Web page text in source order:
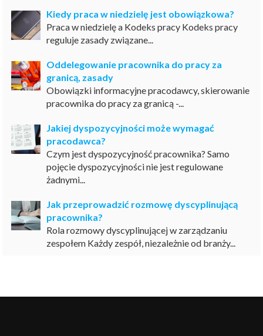
Kiedy praca w niedzielę jest obowiązkowa?
Praca w niedzielę a Kodeks pracy Kodeks pracy
reguluje zasady związane...
Oddelegowanie pracownika do pracy za
granicą, zasady
Obowiązki informacyjne pracodawcy, skierowanie
pracownika do pracy za granicą -...
Jakiej dyspozycyjności może wymagać
pracodawca?
Czym jest dyspozycyjność pracownika? Samo
pojęcie dyspozycyjności nie jest regulowane
żadnymi...
Jak przeprowadzić rozmowę dyscyplinującą
pracownika?
Rola rozmowy dyscyplinującej w zarządzaniu
zespołem Każdy zespół, niezależnie od branży...